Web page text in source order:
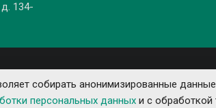
134-
собирать анонимизированные
персональных данных и с обработкой